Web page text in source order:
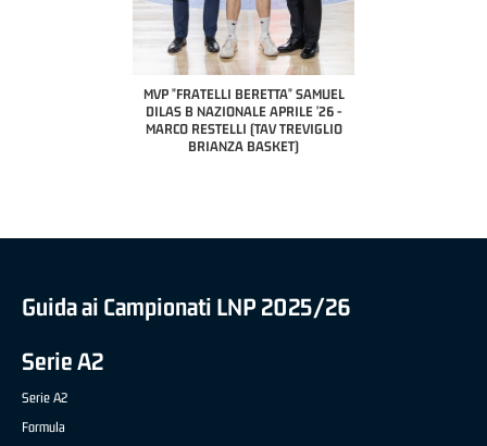
MVP "FRATELLI BERETTA" SAMUEL
DILAS B NAZIONALE APRILE '26 -
MARCO RESTELLI (TAV TREVIGLIO
BRIANZA BASKET)
Guida ai Campionati LNP 2025/26
Serie A2
Serie A2
Formula